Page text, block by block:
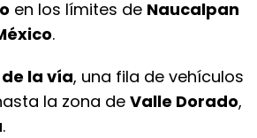
en los límites de Naucalpan
.
la vía, una fila de vehículos
la zona de Valle Dorado,
.